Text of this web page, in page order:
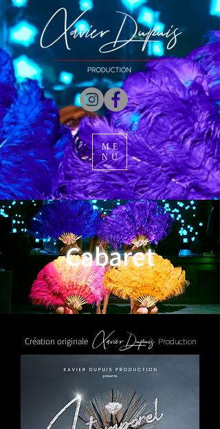
ME
NU
Cabaret
Création originale Xavier Dupuis Production